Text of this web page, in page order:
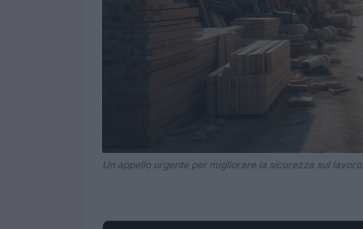
Un appello urgente per migliorare la sicurezza sul lavoro.